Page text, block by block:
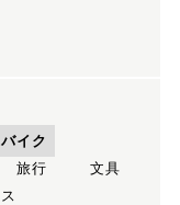
イク
旅行
文具